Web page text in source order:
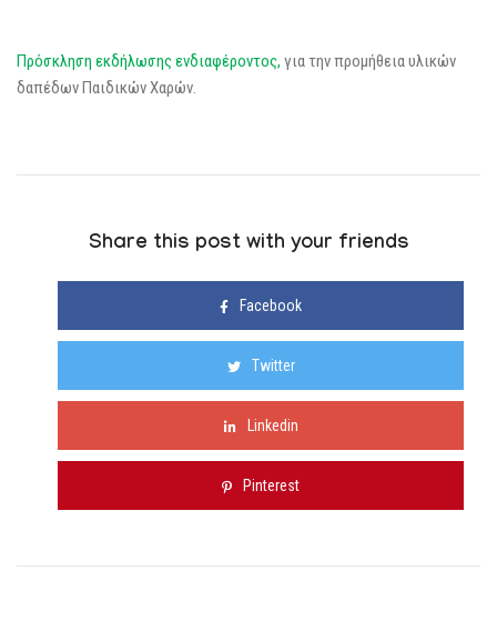
Πρόσκληση εκδήλωσης ενδιαφέροντος, για την προμήθεια υλικών
δαπέδων Παιδικών Χαρών.
Share this post with your friends
Facebook
Twitter
Linkedin
Pinterest